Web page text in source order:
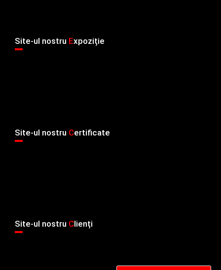
Site-ul nostru Expoziție
Site-ul nostru Certificate
Site-ul nostru Clienți